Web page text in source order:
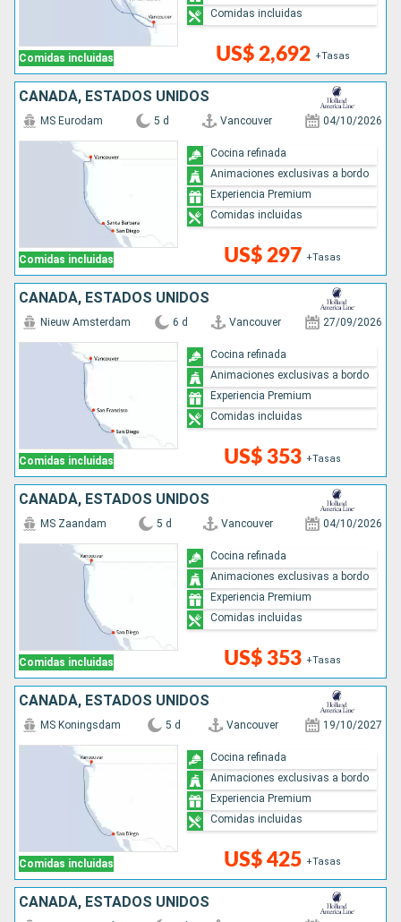
Comidas incluidas US$ 2,692 +Tasas
Comidas incluidas
CANADÁ, ESTADOS UNIDOS
Comidas incluidas
MS Eurodam 5 d Vancouver 04/10/2026
US$ 297 +Tasas
Cocina refinada
Animaciones exclusivas a bordo
Experiencia Premium
Comidas incluidas
CANADÁ, ESTADOS UNIDOS
Comidas incluidas
Nieuw Amsterdam 6 d Vancouver 27/09/2026
US$ 353 +Tasas
Cocina refinada
Animaciones exclusivas a bordo
Experiencia Premium
Comidas incluidas
CANADÁ, ESTADOS UNIDOS
Comidas incluidas
MS Zaandam 5 d Vancouver 04/10/2026
US$ 353 +Tasas
Cocina refinada
Animaciones exclusivas a bordo
Experiencia Premium
Comidas incluidas
CANADÁ, ESTADOS UNIDOS
Comidas incluidas
MS Koningsdam 5 d Vancouver 19/10/2027
US$ 425 +Tasas
Cocina refinada
Animaciones exclusivas a bordo
Experiencia Premium
Comidas incluidas
CANADÁ, ESTADOS UNIDOS